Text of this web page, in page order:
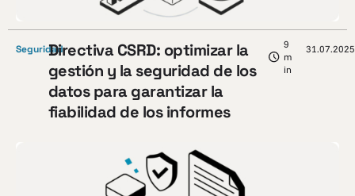
SeguridadDirectiva CSRD: optimizar la
gestión y la seguridad de los
datos para garantizar la
fiabilidad de los informes
9
m
in
31.07.2025